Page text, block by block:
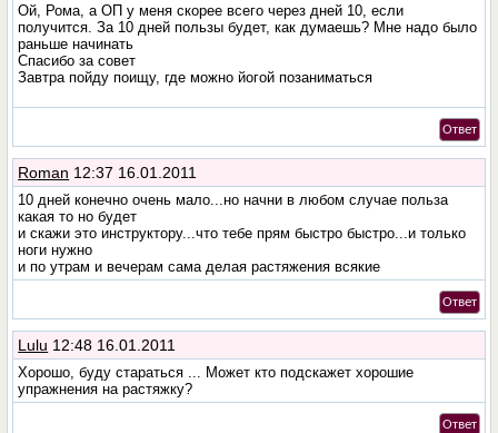
Ой, Рома, а ОП у меня скорее всего через дней 10, если
получится. За 10 дней пользы будет, как думаешь? Мне надо было
раньше начинать
Спасибо за совет
Завтра пойду поищу, где можно йогой позаниматься
Ответ
Roman 12:37 16.01.2011
10 дней конечно очень мало...но начни в любом случае польза
какая то но будет
и скажи это инструктору...что тебе прям быстро быстро...и только
ноги нужно
и по утрам и вечерам сама делая растяжения всякие
Ответ
Lulu 12:48 16.01.2011
Хорошо, буду стараться ... Может кто подскажет хорошие
упражнения на растяжку?
Ответ